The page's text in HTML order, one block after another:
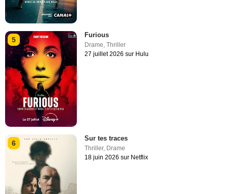
5
Furious
Drame ,Thriller
27 juillet 2026 sur Hulu
6
Sur tes traces
Thriller, Drame
18 juin 2026 sur Netflix